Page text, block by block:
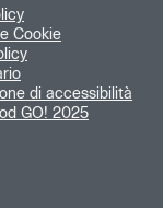
Cookie
di accessibilità
GO! 2025